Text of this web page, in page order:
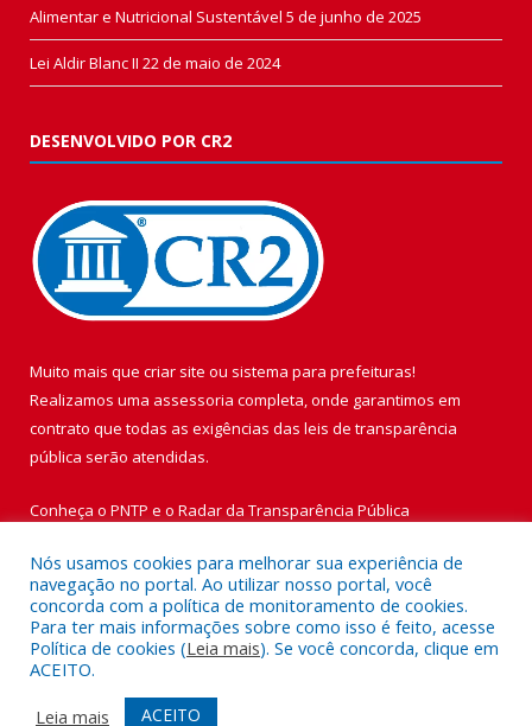
Alimentar e Nutricional Sustentável 5 de junho de 2025
Lei Aldir Blanc II 22 de maio de 2024
DESENVOLVIDO POR CR2
Muito mais que criar site ou sistema para prefeituras!
Realizamos uma assessoria completa, onde garantimos em
contrato que todas as exigências das leis de transparência
pública serão atendidas.
Conheça o PNTP e o Radar da Transparência Pública
Todos os direitos reservados a Prefeitura Municipal de Vigia de
Nazaré.
Mapa do Site
Acessar Área Administrativa
Nós usamos cookies para melhorar sua experiência de
navegação no portal. Ao utilizar nosso portal, você
concorda com a política de monitoramento de cookies.
Para ter mais informações sobre como isso é feito, acesse
Política de cookies (Leia mais). Se você concorda, clique em
ACEITO.
Leia mais
ACEITO